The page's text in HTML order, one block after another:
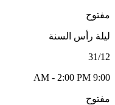
مفتوح
ليلة رأس السنة
31/12
9:00 AM - 2:00 PM
مفتوح